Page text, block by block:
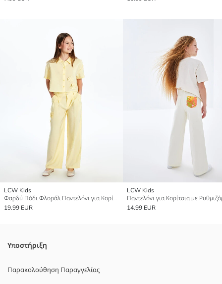
LCW Kids
Φαρδύ Πόδι Φλοράλ Παντελόνι για Κορίτσια
19.99 EUR
LCW Kids
14.99 EUR
Υποστήριξη
Παρακολούθηση Παραγγελίας